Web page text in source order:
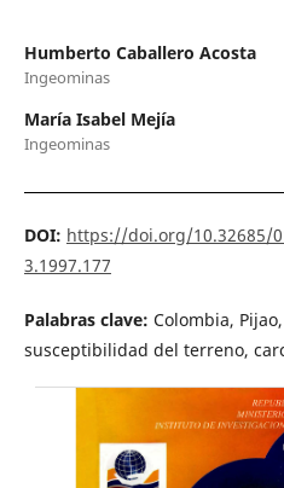
Humberto Caballero Acosta
Ingeominas
María Isabel Mejía
Ingeominas
DOI: https://doi.org/10.32685/
3.1997.177
Palabras clave: Colombia,
susceptibilidad del terreno,